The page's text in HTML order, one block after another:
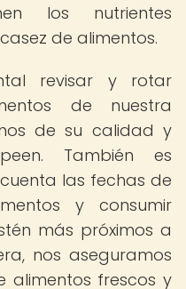
los nutrientes
de alimentos.
revisar y rotar
de nuestra
de su calidad y
También es
las fechas de
y consumir
más próximos a
nos aseguramos
alimentos frescos y